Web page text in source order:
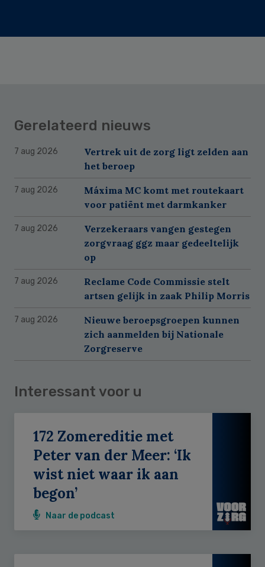
Gerelateerd nieuws
7 aug 2026
Vertrek uit de zorg ligt zelden aan
het beroep
7 aug 2026
Máxima MC komt met routekaart
voor patiënt met darmkanker
7 aug 2026
Verzekeraars vangen gestegen
zorgvraag ggz maar gedeeltelijk
op
7 aug 2026
Reclame Code Commissie stelt
artsen gelijk in zaak Philip Morris
7 aug 2026
Nieuwe beroepsgroepen kunnen
zich aanmelden bij Nationale
Zorgreserve
Interessant voor u
172 Zomereditie met
Peter van der Meer: ‘Ik
wist niet waar ik aan
begon’
Naar de podcast